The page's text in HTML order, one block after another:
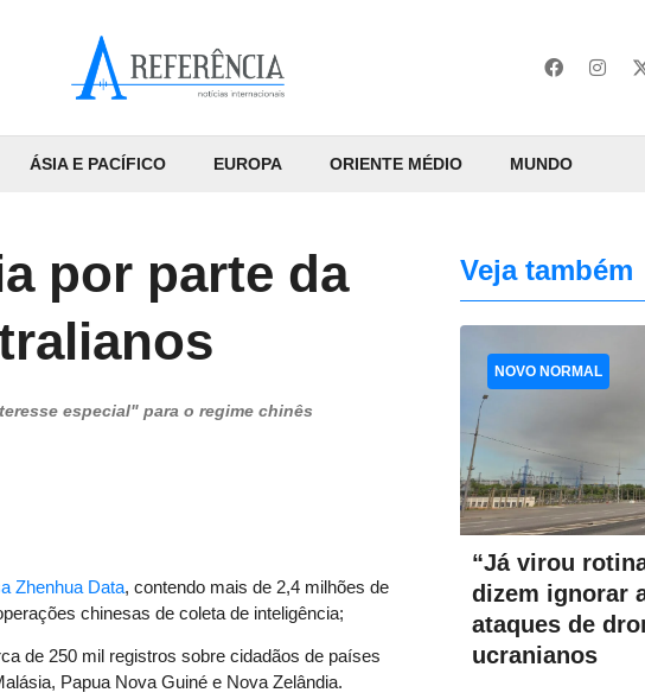
ÁSIA E PACÍFICO EUROPA ORIENTE MÉDIO MUNDO
por parte da
especial" para o regime chinês
Zhenhua Data, contendo mais de 2,4 milhões de
chinesas de coleta de inteligência;
de 250 mil registros sobre cidadãos de países
Papua Nova Guiné e Nova Zelândia.
Veja também
“Já virou
dizem ignorar
ataques de
ucranianos
NOVO NORMAL